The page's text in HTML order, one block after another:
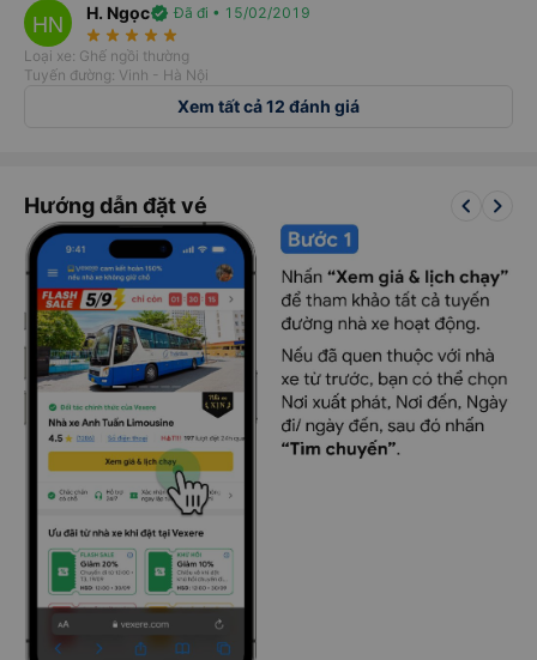
HN H. Ngọcverified Đã đi • 15/02/2019
star_rate star_rate star_rate star_rate star_rate
Loại xe: Ghế ngồi thường
Tuyến đường: Vinh - Hà Nội
Xem tất cả 12 đánh giá
Hướng dẫn đặt vé keyboard_arrow_left keyboard_arrow_right